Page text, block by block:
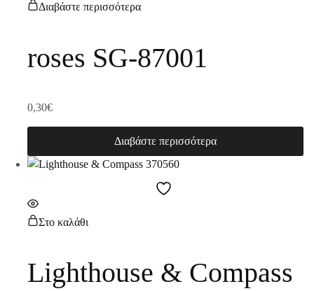
Διαβάστε περισσότερα
roses SG-87001
0,30€
Διαβάστε περισσότερα
Στο καλάθι
Lighthouse & Compass